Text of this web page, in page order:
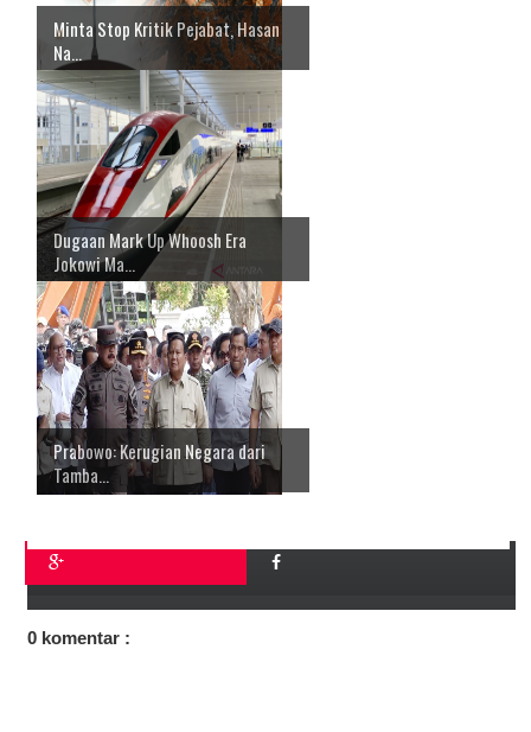
Minta Stop Kritik Pejabat, Hasan
Na...
Dugaan Mark Up Whoosh Era
Jokowi Ma...
Prabowo: Kerugian Negara dari
Tamba...
0 komentar :